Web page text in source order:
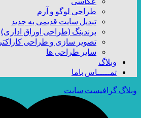
طراحی لوگو و آرم
تبدیل سایت قدیمی به جدید
برندینگ (طراحی اوراق اداری)
تصویر سازی و طراحی کاراکتر
سایر طراحی ها
وبلاگ
تمـــــاس باما
وبلاگ گرافیست سایت